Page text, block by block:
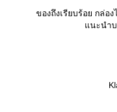
ของถึงเรียบร้อย กล่อ
นะนำบ